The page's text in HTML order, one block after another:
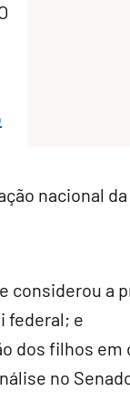
nacional
considerou a
federal; e
dos filhos em
no